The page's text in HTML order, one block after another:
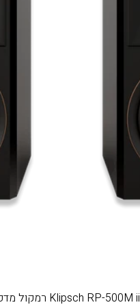
Klipsch RP-500M ii רמקול מדפי